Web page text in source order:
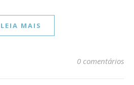
LEIA MAIS
0 comentários